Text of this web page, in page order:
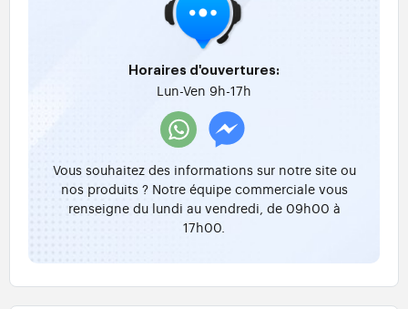
Horaires d'ouvertures:
Lun-Ven 9h-17h
Vous souhaitez des informations sur notre site ou
nos produits ? Notre équipe commerciale vous
renseigne du lundi au vendredi, de 09h00 à
17h00.